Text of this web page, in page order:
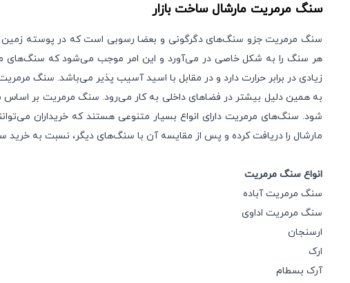
سنگ مرمریت مارشال ساخت بازار
سنگ مرمریت جزو سنگ‌های دگرگونی و بعضا رسوبی است که در پوسته
هر سنگ را به شکل خاصی در می‌آورد و این امر موجب می‌شود که سنگ‌های
زیادی در برابر حرارت دارد و در مقابل با اسید آسیب پذیر می‌باشد. سنگ
به همین دلیل بیشتر در فضاهای داخلی به کار می‌رود. سنگ مرمریت بر
شود. سنگ‌های مرمریت دارای انواع بسیار متنوعی هستند که خریداران
مارشال را دریافت کرده و پس از مقایسه آن با سنگ‌های دیگر، نسبت به خرید
انواع سنگ مرمریت
سنگ مرمریت آباده
سنگ مرمریت اداوی
ارسنجان
ارک
آرک بسطام